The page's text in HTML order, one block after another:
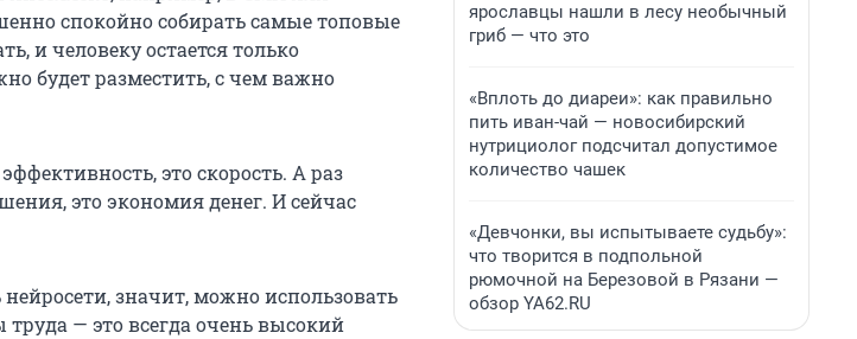
спокойно собирать самые топовые
и человеку остается только
будет разместить, с чем важно
это скорость. А раз
это экономия денег. И сейчас
значит, можно использовать
— это всегда очень высокий
ярославцы нашли в лесу необычный
гриб — что это
«Вплоть до диареи»: как правильно
пить иван-чай — новосибирский
нутрициолог подсчитал допустимое
количество чашек
«Девчонки, вы испытываете судьбу»:
что творится в подпольной
рюмочной на Березовой в Рязани —
обзор YA62.RU